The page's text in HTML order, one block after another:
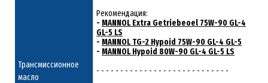
Трансмиссионное
масло
Рекомендация:
- MANNOL Extra Getriebeoel 75W-90 GL-4
GL-5 LS
- MANNOL TG-2 Hypoid 75W-90 GL-4 GL-5
- MANNOL Hypoid 80W-90 GL-4 GL-5 LS
- - - - - - - - - - - - - - - - - - - - - - - - - - - -